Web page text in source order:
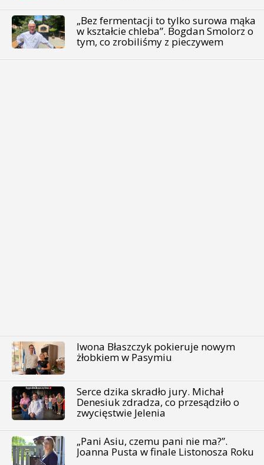
„Bez fermentacji to tylko surowa mąka
w kształcie chleba”. Bogdan Smolorz o
tym, co zrobiliśmy z pieczywem
Iwona Błaszczyk pokieruje nowym
żłobkiem w Pasymiu
Serce dzika skradło jury. Michał
Denesiuk zdradza, co przesądziło o
zwycięstwie Jelenia
„Pani Asiu, czemu pani nie ma?”.
Joanna Pusta w finale Listonosza Roku